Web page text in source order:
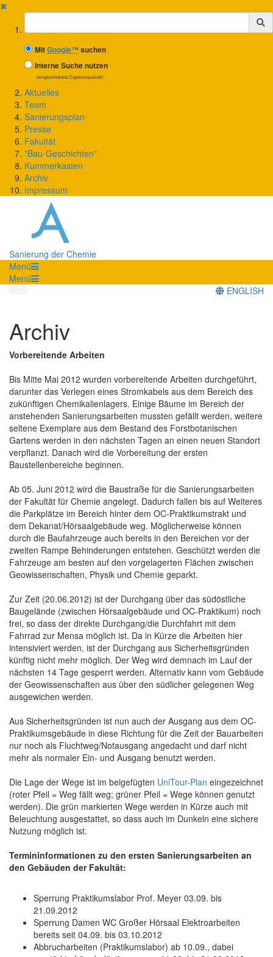
✖
Suchbegriff
MitGoogle™suchen
Interne Suche nutzen
(eingeschränkte Ergebnisqualität)
Aktuelles
Team
Sanierungsplan
Presse
Fakultät
"Bau-Geschichten"
Kummerkasten
Archiv
Impressum
Sanierung der Chemie
Menü
Menü
ENGLISH
Archiv
Vorbereitende Arbeiten
Bis Mitte Mai 2012 wurden vorbereitende Arbeiten durchgeführt,
darunter das Verlegen eines Stromkabels aus dem Bereich des
zukünftigen Chemikalienlagers. Einige Bäume im Bereich der
anstehenden Sanierungsarbeiten mussten gefällt werden, weitere
seltene Exemplare aus dem Bestand des Forstbotanischen
Gartens werden in den nächsten Tagen an einen neuen Standort
verpflanzt. Danach wird die Vorbereitung der ersten
Baustellenbereiche beginnen.
Ab 05. Juni 2012 wird die Baustraße für die Sanierungsarbeiten
der Fakultät für Chemie angelegt. Dadurch fallen bis auf Weiteres
die Parkplätze im Bereich hinter dem OC-Praktikumstrakt und
dem Dekanat/Hörsaalgebäude weg. Möglicherweise können
durch die Baufahrzeuge auch bereits in den Bereichen vor der
zweiten Rampe Behinderungen entstehen. Geschützt werden die
Fahrzeuge am besten auf den vorgelagerten Flächen zwischen
Geowissenschaften, Physik und Chemie geparkt.
Zur Zeit (20.06.2012) ist der Durchgang über das südöstliche
Baugelände (zwischen Hörsaalgebäude und OC-Praktikum) noch
frei, so dass der direkte Durchgang/die Durchfahrt mit dem
Fahrrad zur Mensa möglich ist. Da in Kürze die Arbeiten hier
intensiviert werden, ist der Durchgang aus Sicherheitsgründen
künftig nicht mehr möglich. Der Weg wird demnach im Lauf der
nächsten 14 Tage gesperrt werden. Alternativ kann vom Gebäude
der Geowissenschaften aus über den südlicher gelegenen Weg
ausgewichen werden.
Aus Sicherheitsgründen ist nun auch der Ausgang aus dem OC-
Praktikumsgebäude in diese Richtung für die Zeit der Bauarbeiten
nur noch als Fluchtweg/Notausgang angedacht und darf nicht
mehr als normaler Ein- und Ausgang benutzt werden.
Die Lage der Wege ist im beigefügten UniTour-Plan eingezeichnet
(roter Pfeil = Weg fällt weg; grüner Pfeil = Wege können genutzt
werden). Die grün markierten Wege werden in Kürze auch mit
Beleuchtung ausgestattet, so dass auch im Dunkeln eine sichere
Nutzung möglich ist.
Termininformationen zu den ersten Sanierungsarbeiten an
den Gebäuden der Fakultät:
Sperrung Praktikumslabor Prof. Meyer 03.09. bis
21.09.2012
Sperrung Damen WC Großer Hörsaal Elektroarbeiten
bereits seit 04.09. bis 03.10.2012
Abbrucharbeiten (Praktikumslabor) ab 10.09., dabei